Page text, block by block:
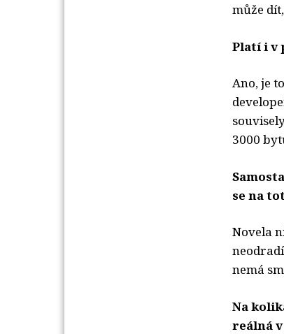
může
Platí i v
Ano, je
3000
se na
Novela
nemá
Na
reálná